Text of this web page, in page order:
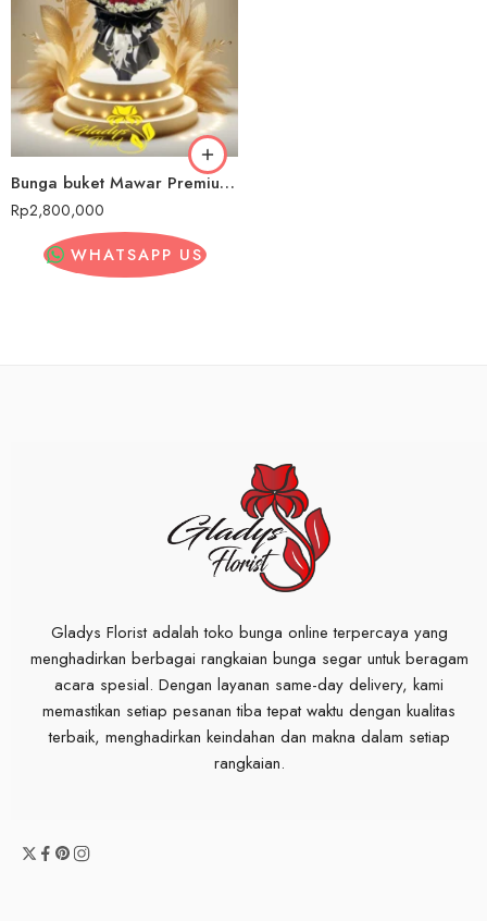
Bunga buket Mawar Premium Konawe
Rp2,800,000
WHATSAPP US
Gladys Florist adalah toko bunga online terpercaya yang
menghadirkan berbagai rangkaian bunga segar untuk beragam
acara spesial. Dengan layanan same-day delivery, kami
memastikan setiap pesanan tiba tepat waktu dengan kualitas
terbaik, menghadirkan keindahan dan makna dalam setiap
rangkaian.